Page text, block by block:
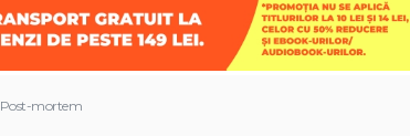
Post-mortem